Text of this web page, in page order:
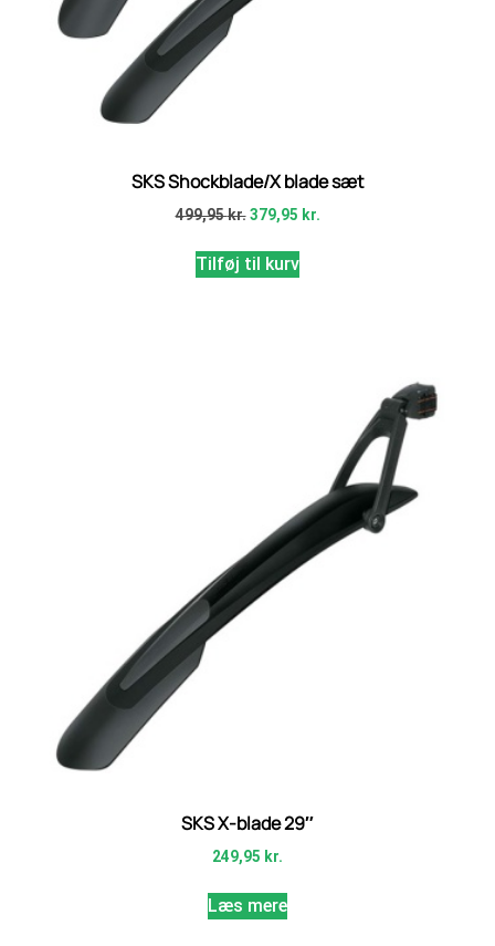
SKS Shockblade/X blade sæt
499,95kr. 379,95 kr.
Tilføj til kurv
SKS X-blade 29″
249,95 kr.
Læs mere